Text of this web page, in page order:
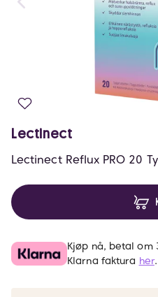
Lectinect
Lectinect Reflux PRO 20
Kjøp nå, betal om
Klarna faktura her.